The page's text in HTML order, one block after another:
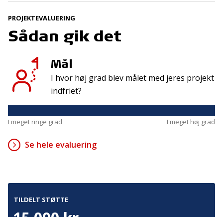
PROJEKTEVALUERING
Sådan gik det
Mål
I hvor høj grad blev målet med jeres projekt
indfriet?
I meget ringe grad I meget høj grad
Se hele evaluering
TILDELT STØTTE
Kontakt
TrygFonden
T:45 26 08 00
info@trygfonden.dk
T:45 26 08 26
Denmark